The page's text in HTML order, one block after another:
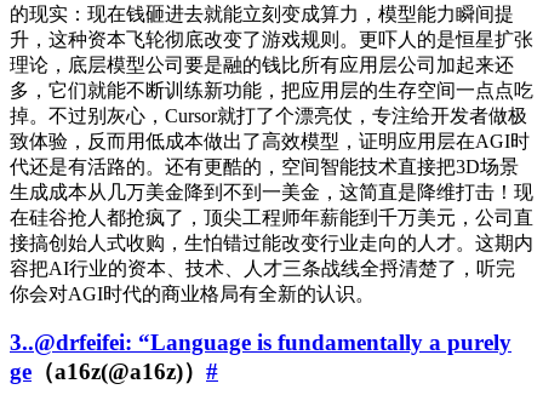
的现实：现在钱砸进去就能立刻变成算力，模型能力瞬间提
升，这种资本飞轮彻底改变了游戏规则。更吓人的是恒星扩张
理论，底层模型公司要是融的钱比所有应用层公司加起来还
多，它们就能不断训练新功能，把应用层的生存空间一点点吃
掉。不过别灰心，Cursor就打了个漂亮仗，专注给开发者做极
致体验，反而用低成本做出了高效模型，证明应用层在AGI时
代还是有活路的。还有更酷的，空间智能技术直接把3D场景
生成成本从几万美金降到不到一美金，这简直是降维打击！现
在硅谷抢人都抢疯了，顶尖工程师年薪能到千万美元，公司直
接搞创始人式收购，生怕错过能改变行业走向的人才。这期内
容把AI行业的资本、技术、人才三条战线全捋清楚了，听完
你会对AGI时代的商业格局有全新的认识。
3..@drfeifei: “Language is fundamentally a purely
ge （a16z(@a16z)） #